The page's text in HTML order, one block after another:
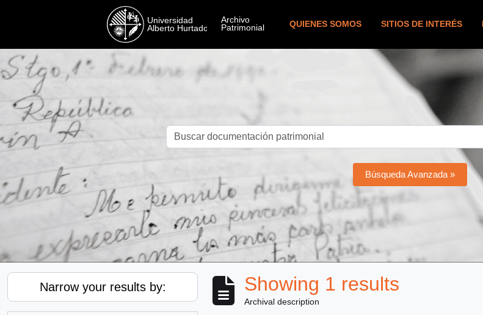
QUIENES SOMOS SITIOS DE INTERÉS
Búsqueda Avanzada »
Narrow your results by: Showing 1 results
Archival description